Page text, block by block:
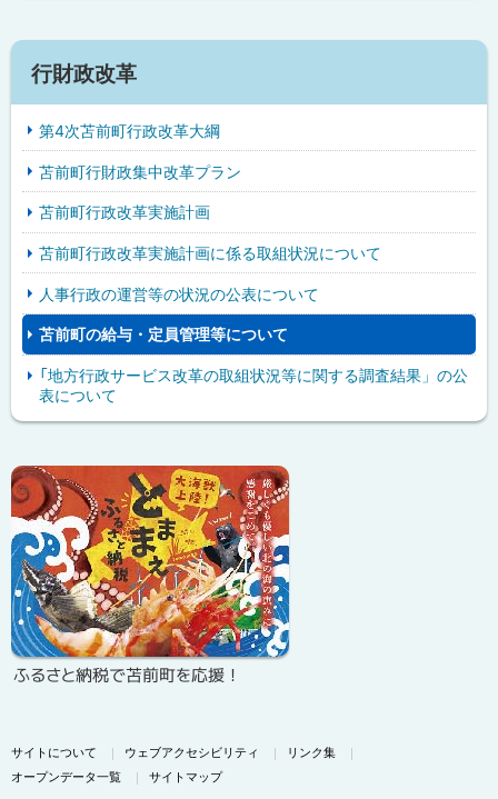
行財政改革
第4次苫前町行政改革大綱
苫前町行財政集中改革プラン
苫前町行政改革実施計画
苫前町行政改革実施計画に係る取組状況について
人事行政の運営等の状況の公表について
苫前町の給与・定員管理等について
「地方行政サービス改革の取組状況等に関する調査結果」の公
表について
サ
イ
ド
・
メ
ニ
ー
ッ
ク
ア
ッ
プ
ふるさと納税で苫前町を応援！
サイトについて ウェブアクセシビリティ
リンク集
オープンデータ一覧
サイトマップ